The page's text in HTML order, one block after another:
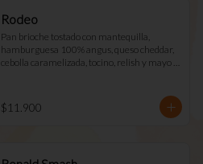
Rodeo
Pan brioche tostado con mantequilla,
hamburguesa 100% angus, queso cheddar,
cebolla caramelizada, tocino, relish y mayo
$11.900